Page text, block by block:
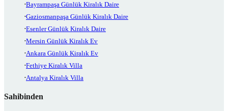
Bayrampaşa Günlük Kiralık Daire
Gaziosmanpaşa Günlük Kiralık Daire
Esenler Günlük Kiralık Daire
Mersin Günlük Kiralık Ev
Ankara Günlük Kiralık Ev
Fethiye Kiralık Villa
Antalya Kiralık Villa
Sahibinden